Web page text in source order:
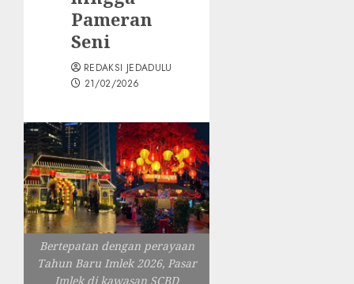
Pameran
Seni
REDAKSI JEDADULU
21/02/2026
Bertepatan dengan perayaan
Tahun Baru Imlek 2026, Pasar
Imlek di kawasan SCBD